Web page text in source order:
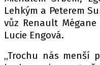
Lehkým a Peterem
vůz Renault
Lucie Engová.
„Trochu nás menší